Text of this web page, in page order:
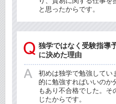
と思ったからです。
独学ではなく受験指導
に決めた理由
初めは独学で勉強してい
的に勉強すればいいのか
もあり不合格でした。
じたからです。